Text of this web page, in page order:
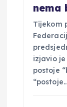
nema
Tijekom
izjavio
postoje